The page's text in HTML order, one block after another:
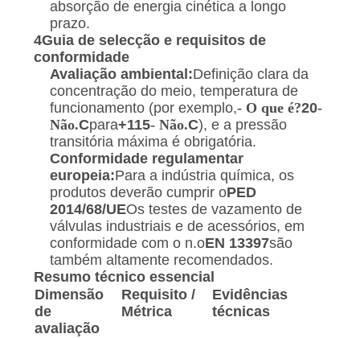
absorção de energia cinética a longo
prazo.
4Guia de selecção e requisitos de
conformidade
Avaliação ambiental:Definição clara da
concentração do meio, temperatura de
funcionamento (por exemplo,- O que é?20-
Não.Cpara+115- Não.C), e a pressão
transitória máxima é obrigatória.
Conformidade regulamentar
europeia:Para a indústria química, os
produtos deverão cumprir oPED
2014/68/UEOs testes de vazamento de
válvulas industriais e de acessórios, em
conformidade com o n.oEN 13397são
também altamente recomendados.
Resumo técnico essencial
Dimensão
de
avaliação
Requisito /
Métrica
Evidências
técnicas